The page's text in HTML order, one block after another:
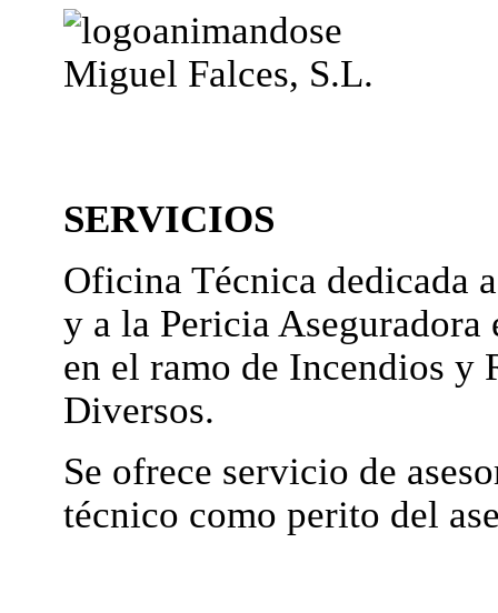
Miguel Falces, S.L.
SERVICIOS
Oficina Técnica dedicada
y a la Pericia Aseguradora
en el ramo de Incendios y
Diversos.
Se ofrece servicio de
técnico como perito del